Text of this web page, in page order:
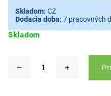
Skladom
Skladom: CZ
Dodacia doba: 7 pracovných